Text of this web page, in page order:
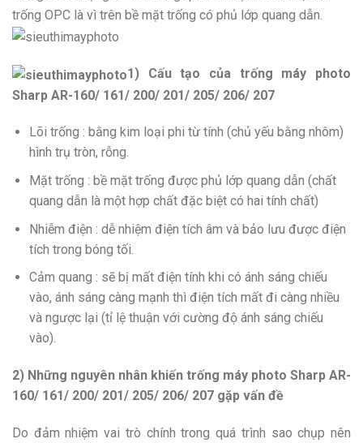
trống OPC là vì trên bề mặt trống có phủ lớp quang dẫn.
1) Cấu tạo của trống máy photo
Sharp AR-160/ 161/ 200/ 201/ 205/ 206/ 207
Lõi trống : bằng kim loại phi từ tính (chủ yếu bằng nhôm)
hình trụ tròn, rỗng.
Mặt trống : bề mặt trống được phủ lớp quang dẫn (chất
quang dẫn là một hợp chất đặc biệt có hai tính chất)
Nhiễm điện : dễ nhiệm điện tích âm và bảo lưu được điện
tích trong bóng tối.
Cảm quang : sẽ bị mất điện tính khi có ánh sáng chiếu
vào, ánh sáng càng mạnh thì điện tích mất đi càng nhiều
và ngược lại (tỉ lệ thuận với cường độ ánh sáng chiếu
vào).
2) Những nguyên nhân khiến trống máy photo Sharp AR-
160/ 161/ 200/ 201/ 205/ 206/ 207 gặp vấn đề
Do đảm nhiệm vai trò chính trong quá trình sao chụp nên